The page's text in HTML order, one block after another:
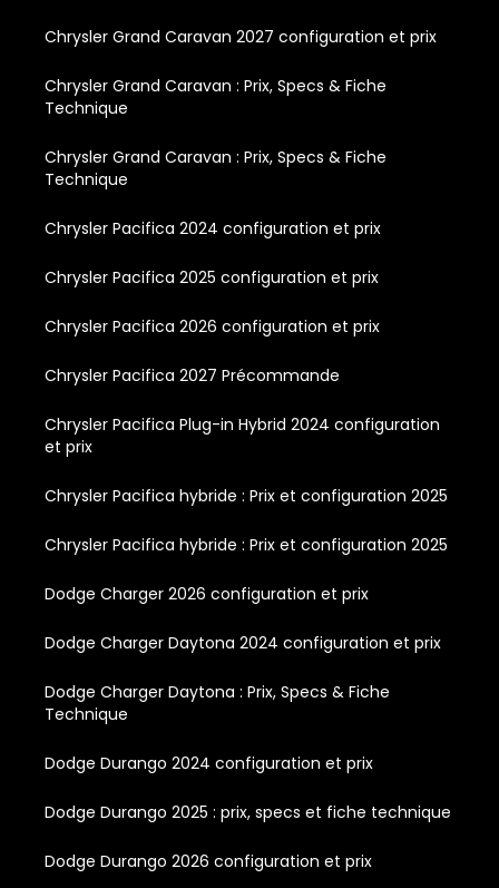
Chrysler Grand Caravan 2027 configuration et prix
Chrysler Grand Caravan : Prix, Specs & Fiche
Technique
Chrysler Grand Caravan : Prix, Specs & Fiche
Technique
Chrysler Pacifica 2024 configuration et prix
Chrysler Pacifica 2025 configuration et prix
Chrysler Pacifica 2026 configuration et prix
Chrysler Pacifica 2027 Précommande
Chrysler Pacifica Plug-in Hybrid 2024 configuration
et prix
Chrysler Pacifica hybride : Prix et configuration 2025
Chrysler Pacifica hybride : Prix et configuration 2025
Dodge Charger 2026 configuration et prix
Dodge Charger Daytona 2024 configuration et prix
Dodge Charger Daytona : Prix, Specs & Fiche
Technique
Dodge Durango 2024 configuration et prix
Dodge Durango 2025 : prix, specs et fiche technique
Dodge Durango 2026 configuration et prix